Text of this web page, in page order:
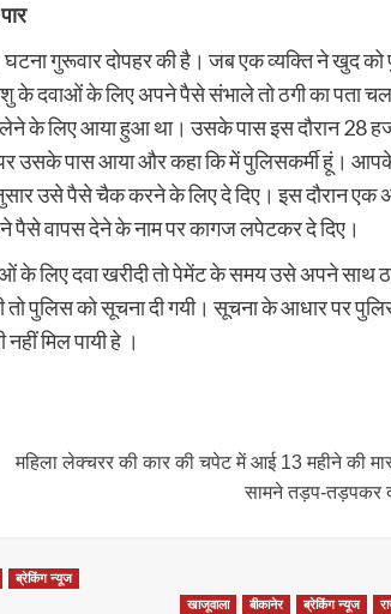
गुरूवार दोपहर की है। जब एक व्यक्ति ने खुद को
दवाओं के लिए अपने पैसे संभाले तो ठगी का पता
लेने के लिए आया हुआ था। उसके पास इस दौरान 28
उसके पास आया और कहा कि में पुलिसकर्मी हूं।
उसे पैसे चैक करने के लिए दे दिए। इस दौरान एक
पैसे वापस देने के नाम पर कागज लपेटकर दे दिए।
लिए दवा खरीदी तो पेमेंट के समय उसे अपने साथ
तो पुलिस को सूचना दी गयी। सूचना के आधार पर
मिल पायी हे ।
महिला लेक्चरर की कार की चपेट में आई 13 महीने की
सामने तड़प-तड़पकर
ब्रेकिंग न्यूज
खाजूवाला बीकानेर ब्रेकिंग न्यूज